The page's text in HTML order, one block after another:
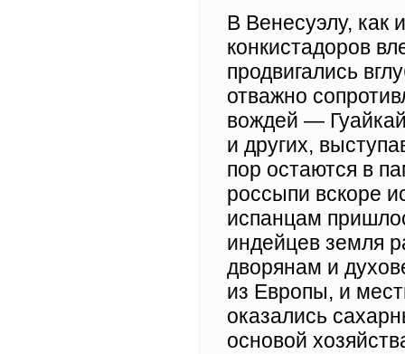
В Венесуэлу, как
конкистадоров
продвигались
отважно
вождей —
и других,
пор остаются в
россыпи вскоре
испанцам
индейцев земля
дворянам и
из Европы, и
оказались
основой